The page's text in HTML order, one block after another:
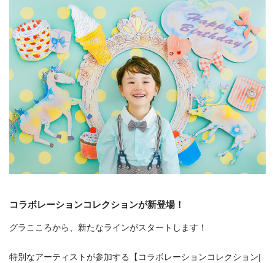
コラボレーションコレクションが新登場！
グラこころから、新たなラインがスタートします！
特別なアーティストが参加する【コラボレーションコレクション|